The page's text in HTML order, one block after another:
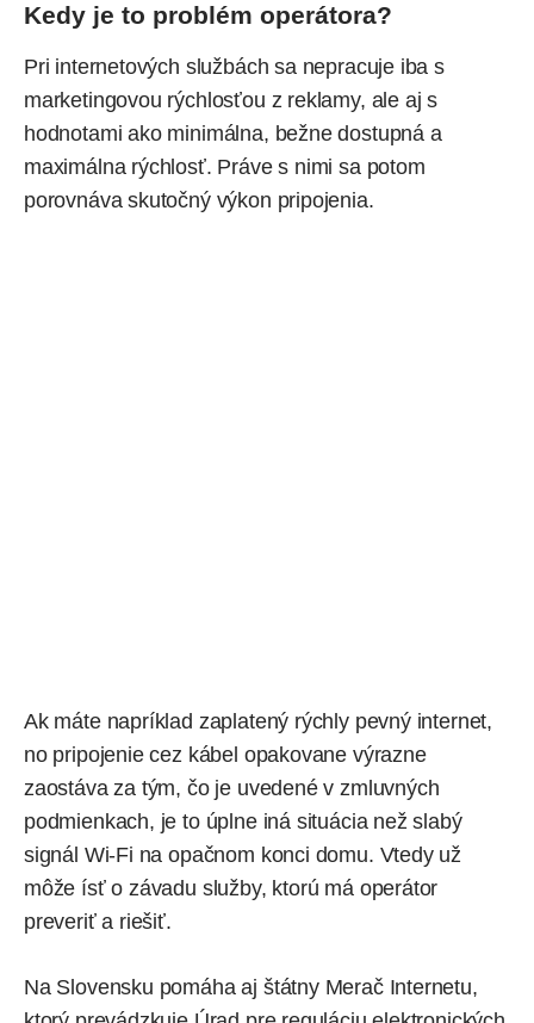
Kedy je to problém operátora?
Pri internetových službách sa nepracuje iba s
marketingovou rýchlosťou z reklamy, ale aj s
hodnotami ako minimálna, bežne dostupná a
maximálna rýchlosť. Práve s nimi sa potom
porovnáva skutočný výkon pripojenia.
Ak máte napríklad zaplatený rýchly pevný internet,
no pripojenie cez kábel opakovane výrazne
zaostáva za tým, čo je uvedené v zmluvných
podmienkach, je to úplne iná situácia než slabý
signál Wi-Fi na opačnom konci domu. Vtedy už
môže ísť o závadu služby, ktorú má operátor
preveriť a riešiť.
Na Slovensku pomáha aj štátny Merač Internetu,